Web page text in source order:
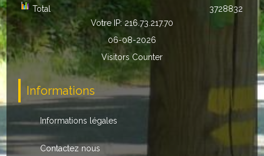
Parents d'élèves
Autres
ENTREPRISES
Capitale du chrysanthème
Nos entreprises
Total
3728832
Votre IP: 216.73.217.70
06-08-2026
Visitors Counter
Informations
Informations légales
Contactez nous